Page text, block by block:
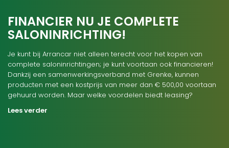
FINANCIER NU JE COMPLETE
SALONINRICHTING!
Je kunt bij Arrancar niet alleen terecht voor het kopen van
complete saloninrichtingen; je kunt voortaan ook financieren!
Dankzij een samenwerkingsverband met Grenke, kunnen
producten met een kostprijs van meer dan € 500,00 voortaan
gehuurd worden. Maar welke voordelen biedt leasing?
Lees verder